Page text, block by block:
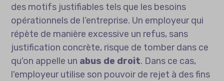
des motifs justifiables tels que les besoins
opérationnels de l’entreprise. Un employeur qui
répète de manière excessive un refus, sans
justification concrète, risque de tomber dans ce
qu'on appelle un abus de droit. Dans ce cas,
l'employeur utilise son pouvoir de rejet à des fins